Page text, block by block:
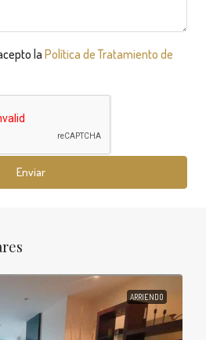
la Política de Tratamiento de
Enviar
ARRIENDO